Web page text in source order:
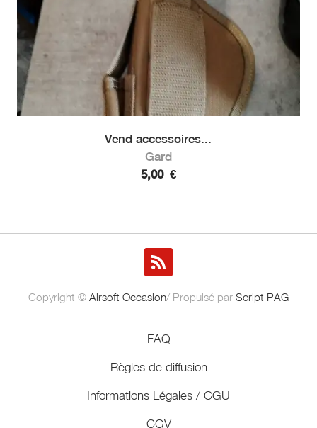
Vend accessoires...
Gard
5,00 €
Copyright © Airsoft Occasion/ Propulsé par Script PAG
FAQ
Règles de diffusion
Informations Légales / CGU
CGV